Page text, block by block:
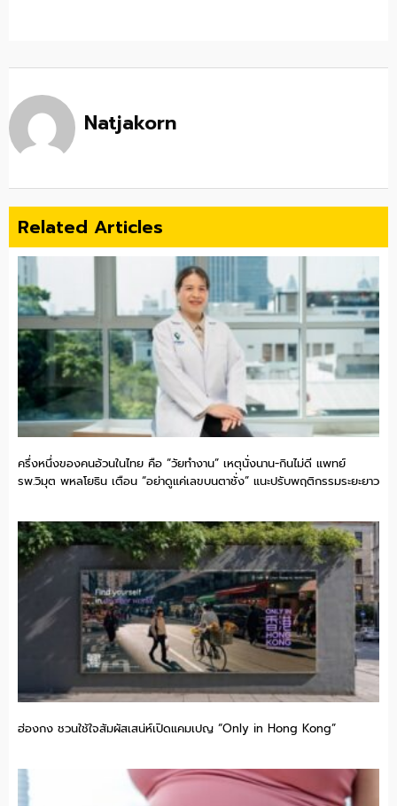
Natjakorn
Related Articles
ครึ่งหนึ่งของคนอ้วนในไทย คือ “วัยทำงาน” เหตุนั่งนาน-กินไม่ดี แพทย์
รพ.วิมุต พหลโยธิน เตือน “อย่าดูแค่เลขบนตาชั่ง” แนะปรับพฤติกรรมระยะยาว
ฮ่องกง ชวนใช้ใจสัมผัสเสน่ห์เปิดแคมเปญ “Only in Hong Kong”